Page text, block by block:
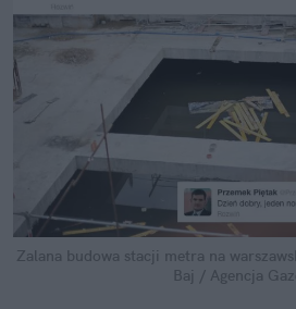
Zalana budowa stacji metra na
Baj / Agencja